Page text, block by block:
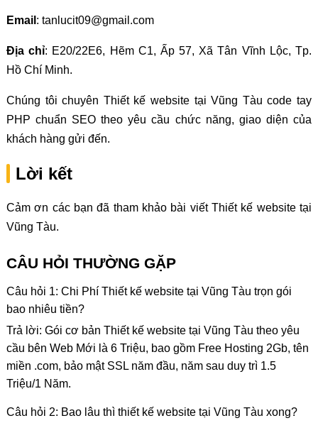
Email : tanlucit09@gmail.com
Địa chỉ: E20/22E6, Hẽm C1, Ấp 57, Xã Tân Vĩnh Lộc, Tp.
Hồ Chí Minh.
Chúng tôi chuyên Thiết kế website tại Vũng Tàu code tay
PHP chuẩn SEO theo yêu cầu chức năng, giao diện của
khách hàng gửi đến.
Lời kết
Cảm ơn các bạn đã tham khảo bài viết Thiết kế website tại
Vũng Tàu.
CÂU HỎI THƯỜNG GẶP
Câu hỏi 1: Chi Phí Thiết kế website tại Vũng Tàu trọn gói
bao nhiêu tiền?
Trả lời: Gói cơ bản Thiết kế website tại Vũng Tàu theo yêu
cầu bên Web Mới là 6 Triệu, bao gồm Free Hosting 2Gb, tên
miền .com, bảo mật SSL năm đầu, năm sau duy trì 1.5
Triệu/1 Năm.
Câu hỏi 2: Bao lâu thì thiết kế website tại Vũng Tàu xong?